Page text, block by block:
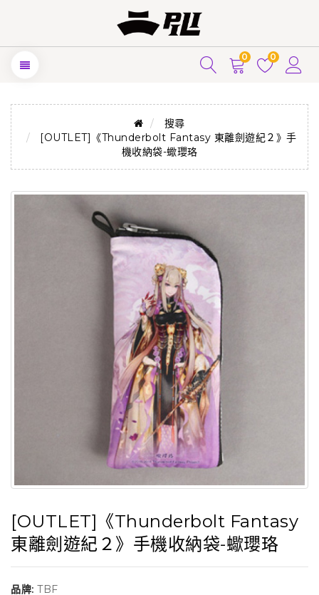
0 0
搜尋
[OUTLET]《Thunderbolt Fantasy 東離劍遊紀２》手
機收納袋-蠍瓔珞
[OUTLET]《Thunderbolt Fantasy
東離劍遊紀２》手機收納袋-蠍瓔珞
品牌: TBF